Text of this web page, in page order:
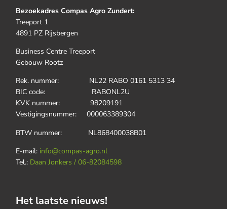
Bezoekadres Compas Agro Zundert:
Treeport 1
4891 PZ Rijsbergen
Business Centre Treeport
Gebouw Rootz
Rek. nummer: NL22 RABO 0161 5313 34
BIC code: RABONL2U
KVK nummer: 98209191
Vestigingsnummer: 000063389304
BTW nummer: NL868400038B01
E-mail: info@compas-agro.nl
Tel.: Daan Jonkers / 06-82084598
Het laatste nieuws!